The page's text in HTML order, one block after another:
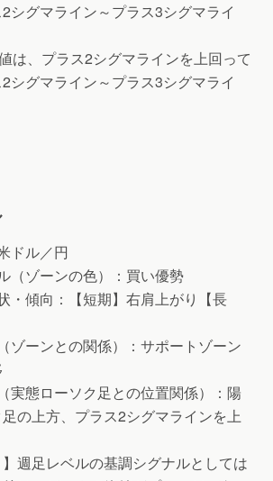
シグマライン～プラス3シグマライ
は、プラス2シグマラインを上回って
シグマライン～プラス3シグマライ
ドル／円
（ゾーンの色）：買い優勢
・傾向：【短期】右肩上がり【長
ゾーンとの関係）：サポートゾーン
実態ローソク足との位置関係）：陽
の上方、プラス2シグマラインを上
】週足レベルの基調シグナルとしては